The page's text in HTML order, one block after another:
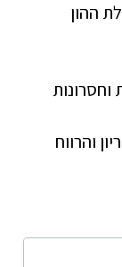
ההון
וחסרונות
והרווח